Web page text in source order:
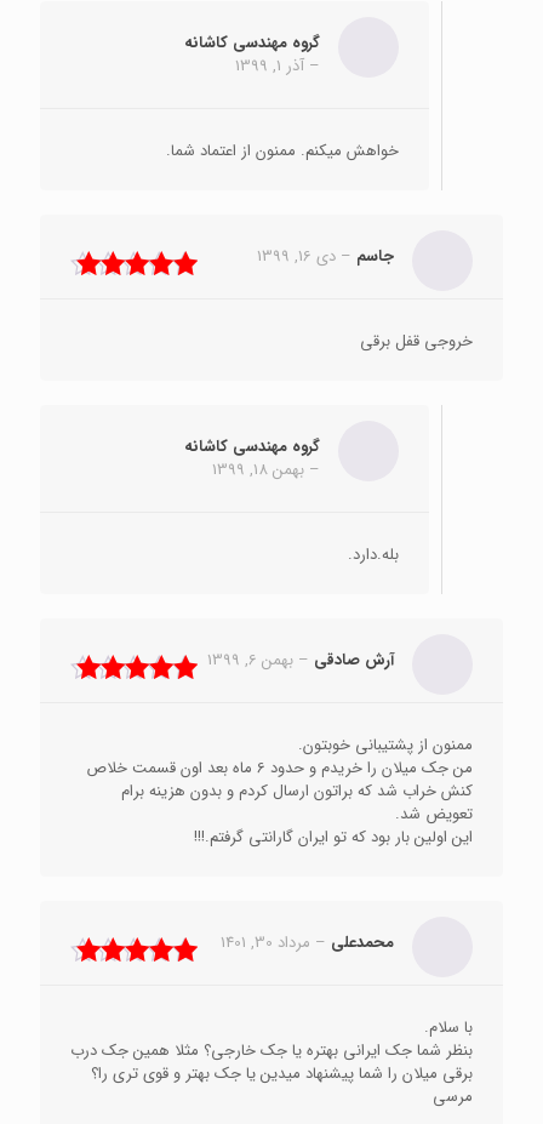
گروه مهندسی کاشانه
– آذر 1, 1399
خواهش میکنم. ممنون از اعتماد شما.
جاسم – دی 16, 1399
خروجی قفل برقی
گروه مهندسی کاشانه
– بهمن 18, 1399
بله.دارد.
آرش صادقی – بهمن 6, 1399
ممنون از پشتیبانی خوبتون.
من جک میلان را خریدم و حدود 6 ماه بعد اون قسمت خلاص
کنش خراب شد که براتون ارسال کردم و بدون هزینه برام
تعویض شد.
این اولین بار بود که تو ایران گارانتی گرفتم.!!!
محمدعلی – مرداد 30, 1401
با سلام.
بنظر شما جک ایرانی بهتره یا جک خارجی؟ مثلا همین جک درب
برقی میلان را شما پیشنهاد میدین یا جک بهتر و قوی تری را؟
مرسی